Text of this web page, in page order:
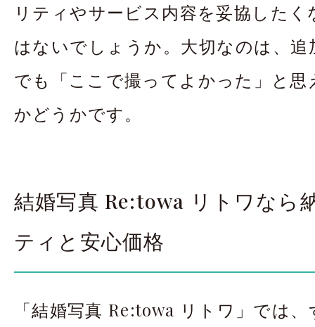
リティやサービス内容を妥協した
はないでしょうか。大切なのは、追
でも「ここで撮ってよかった」と思
かどうかです。
結婚写真 Re:towa リトワなら
ティと安心価格
「結婚写真 Re:towa リトワ」では